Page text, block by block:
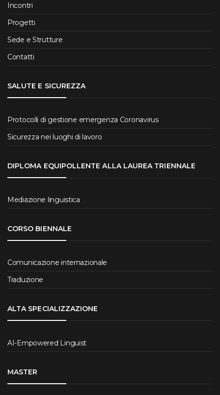
Incontri
Progetti
Sede e Strutture
Contatti
SALUTE E SICUREZZA
Protocolli di gestione emergenza Coronavirus
Sicurezza nei luoghi di lavoro
DIPLOMA EQUIPOLLENTE ALLA LAUREA TRIENNALE
Mediazione linguistica
CORSO BIENNALE
Comunicazione internazionale
Traduzione
ALTA SPECIALIZZAZIONE
AI-Empowered Linguist
MASTER